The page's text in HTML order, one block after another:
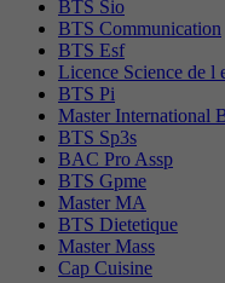
BTS Sio
BTS Communication
BTS Esf
Licence Science de l
BTS Pi
Master International
BTS Sp3s
BAC Pro Assp
BTS Gpme
Master MA
BTS Dietetique
Master Mass
Cap Cuisine